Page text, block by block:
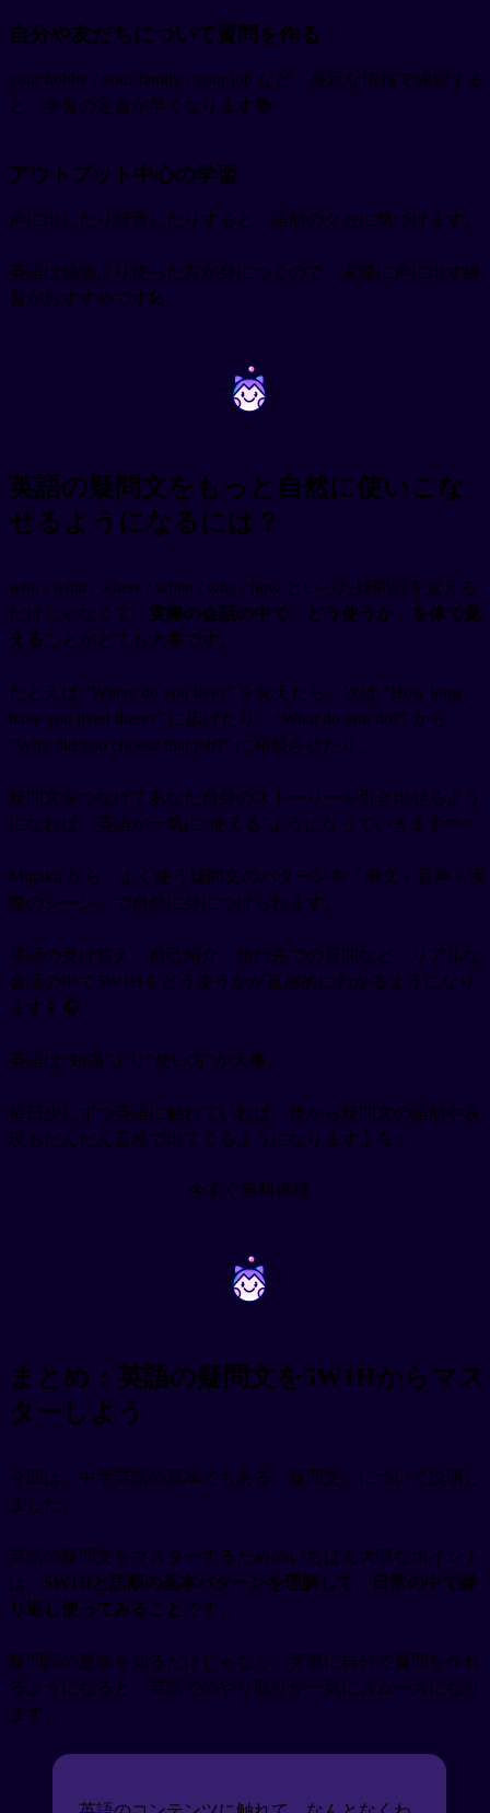
自分や友だちについて質問を作る
your hobby / your family / your job など、身近な情報で練習する
と、学習の定着が早くなります📚
アウトプット中心の学習
声に出したり録音したりすると、語順のクセに気づけます。
英語は勉強より使った方が身につくので、実際に声に出す練
習がおすすめです🎤
~ ~
英語の疑問文をもっと自然に使いこな
せるようになるには？
who / what / where / when / why / how といった疑問詞を覚える
だけじゃなくて、 実際の会話の中で「 どう使うか
を体で覚
える ことがとても大事です。
たとえば “Where do you live?” を覚えたら、次は “How long
have you lived there?” に広げたり、“What do you do?” から
“Why did you choose that job?” に発展させたり。
疑問文をつなげてあなた自身のストーリーを引き出せるよう
になれば、英語が一気に“使える”ようになっていきます🌱✨
Migaku なら、よく使う疑問文のパターンを「例文＋音声＋実
際のシーン」で自然に身につけられます。
電話の受け答え、自己紹介、旅行先での質問など、リアルな
会話の中で5W1Hをどう使うかが直感的にわかるようになり
ます📱🎧
英語は“知識”より“使い方”が大事。
毎日少しずつ英語に触れていれば、後から疑問文の語順や表
現もだんだん直感で出てくるようになりますよ💪✨
今すぐ無料体験
~ ~
まとめ：英語の疑問文を5W1Hからマス
ターしよう
今回は、中学英語の基本でもある「疑問文」について説明し
ました。
英語の疑問文をマスターするためのいちばん大事なポイント
は、 5W1Hと語順の基本パターンを理解して、日常の中で繰
り返し使ってみること です。
疑問詞の意味を知るだけじゃなく、実際に自分で質問を作れ
るようになると、英語でのやり取りが一気にスムーズになり
ます。